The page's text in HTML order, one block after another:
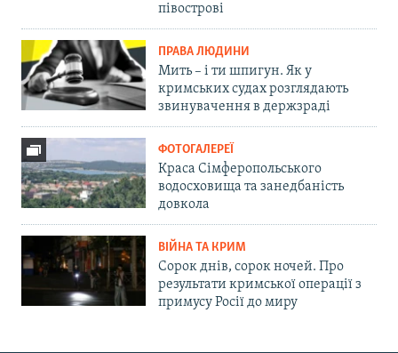
півострові
ПРАВА ЛЮДИНИ
Мить – і ти шпигун. Як у
кримських судах розглядають
звинувачення в держзраді
ФОТОГАЛЕРЕЇ
Краса Сімферопольського
водосховища та занедбаність
довкола
ВІЙНА ТА КРИМ
Сорок днів, сорок ночей. Про
результати кримської операції з
примусу Росії до миру